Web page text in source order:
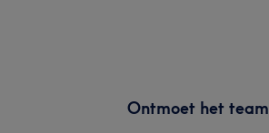
Ontmoet het team